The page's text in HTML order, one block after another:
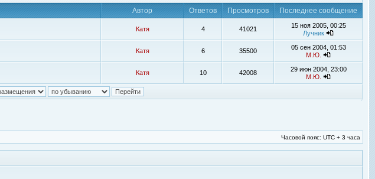
Автор Ответов Просмотров Последнее сообщение
Катя 4 41021
15 ноя 2005, 00:25
Лучник
Катя 6 35500
05 сен 2004, 01:53
М.Ю.
Катя 10 42008
29 июн 2004, 23:00
М.Ю.
Часовой пояс: UTC + 3 часа